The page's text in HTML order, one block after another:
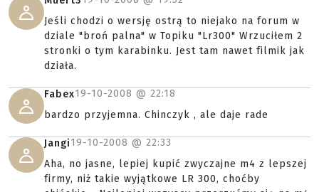
Jeśli chodzi o wersję ostrą to niejako na forum w
dziale "broń palna" w Topiku "Lr300" Wrzuciłem 2
stronki o tym karabinku. Jest tam nawet filmik jak
działa.
Fabex19-10-2008 @ 22:18
bardzo przyjemna. Chinczyk , ale daje rade
Jangi19-10-2008 @ 22:33
Aha, no jasne, lepiej kupić zwyczajne m4 z lepszej
firmy, niż takie wyjątkowe LR 300, choćby